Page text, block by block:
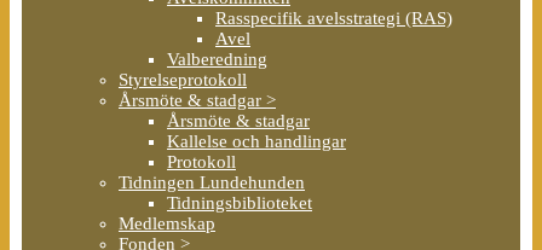
Rasspecifik avelsstrategi (RAS)
Avel
Valberedning
Styrelseprotokoll
Årsmöte & stadgar >
Årsmöte & stadgar
Kallelse och handlingar
Protokoll
Tidningen Lundehunden
Tidningsbiblioteket
Medlemskap
Fonden >